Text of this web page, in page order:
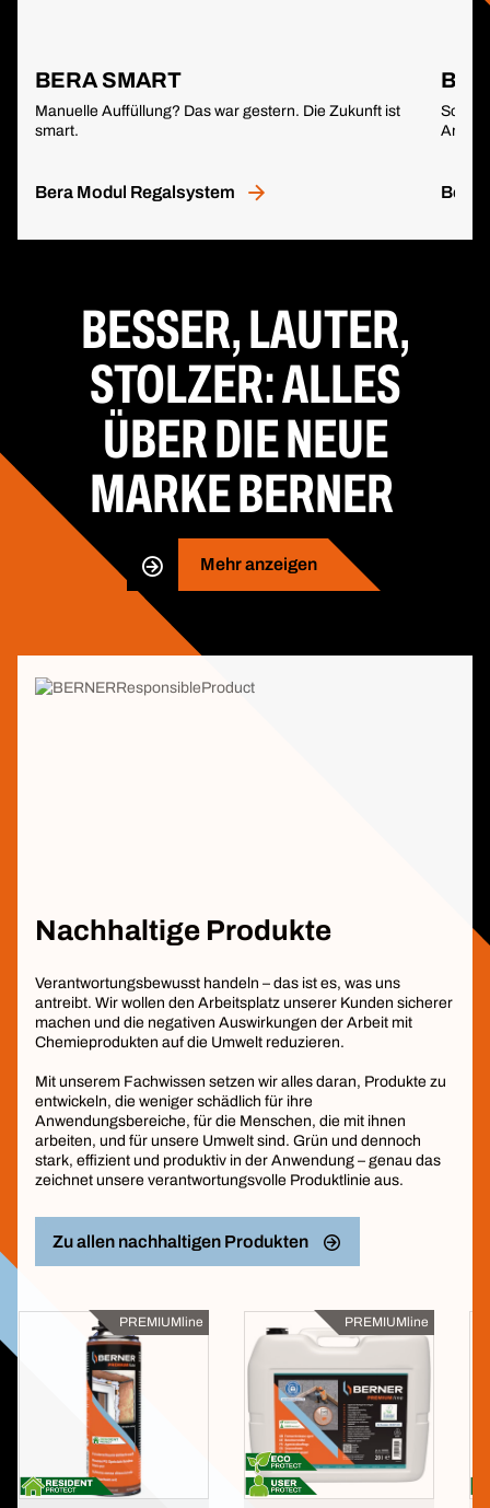
BERA SMART
Manuelle Auffüllung? Das war gestern. Die Zukunft ist
smart.
Bera Modul Regalsystem
BESSER, LAUTER,
STOLZER: ALLES
ÜBER DIE NEUE
MARKE BERNER
Mehr anzeigen
Nachhaltige Produkte
Verantwortungsbewusst handeln – das ist es, was uns
antreibt. Wir wollen den Arbeitsplatz unserer Kunden sicherer
machen und die negativen Auswirkungen der Arbeit mit
Chemieprodukten auf die Umwelt reduzieren.
Mit unserem Fachwissen setzen wir alles daran, Produkte zu
entwickeln, die weniger schädlich für ihre
Anwendungsbereiche, für die Menschen, die mit ihnen
arbeiten, und für unsere Umwelt sind. Grün und dennoch
stark, effizient und produktiv in der Anwendung – genau das
zeichnet unsere verantwortungsvolle Produktlinie aus.​
Zu allen nachhaltigen Produkten
PREMIUMline PREMIUMline